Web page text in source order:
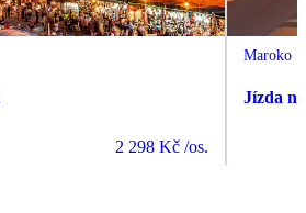
2 298 Kč /os.
Maroko
Jízda